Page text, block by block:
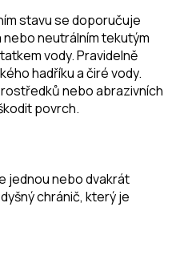
stavu se doporučuje
nebo neutrálním tekutým
vody. Pravidelně
hadříku a čiré vody.
nebo abrazivních
povrch.
jednou nebo dvakrát
chránič, který je